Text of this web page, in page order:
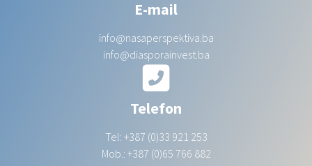
E-mail
info@nasaperspektiva.ba
info@diasporainvest.ba
Telefon
Tel: +387 (0)33 921 253
Mob.: +387 (0)65 766 882